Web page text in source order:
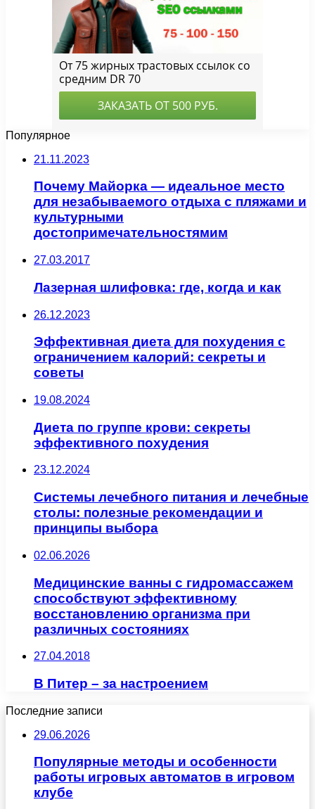
Популярное
21.11.2023
Почему Майорка — идеальное место
для незабываемого отдыха с пляжами и
культурными
достопримечательностямим
27.03.2017
Лазерная шлифовка: где, когда и как
26.12.2023
Эффективная диета для похудения с
ограничением калорий: секреты и
советы
19.08.2024
Диета по группе крови: секреты
эффективного похудения
23.12.2024
Системы лечебного питания и лечебные
столы: полезные рекомендации и
принципы выбора
02.06.2026
Медицинские ванны с гидромассажем
способствуют эффективному
восстановлению организма при
различных состояниях
27.04.2018
В Питер – за настроением
Последние записи
29.06.2026
Популярные методы и особенности
работы игровых автоматов в игровом
клубе